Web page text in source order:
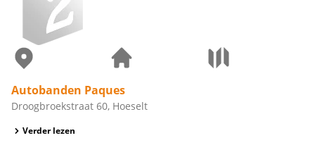
Autobanden Paques
Droogbroekstraat 60, Hoeselt
Verder lezen